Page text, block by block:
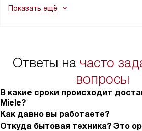
в гарантийном ремонте в будущем.
Показать ещё
Ответы на часто
вопросы
В какие сроки происходит
Miele?
Как давно вы работаете?
Откуда бытовая техника? Это